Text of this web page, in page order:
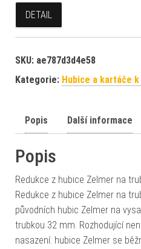
DETAIL
SKU: ae787d3d4e58
Kategorie: Hubice a kartáče k
Popis Další informace
Popis
Redukce z hubice Zelmer na
Redukce z hubice Zelmer na
původních hubic Zelmer na
trubkou 32 mm. Rozhodující
nasazení: hubice Zelmer se